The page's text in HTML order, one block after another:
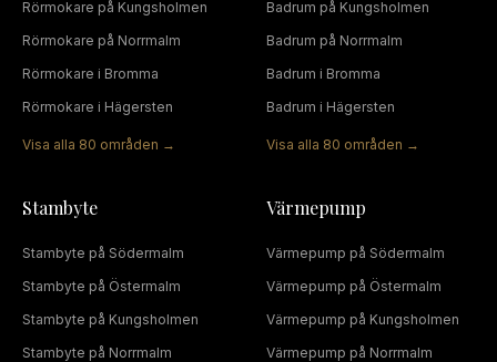
Rörmokare på Kungsholmen
Rörmokare på Norrmalm
Rörmokare i Bromma
Rörmokare i Hägersten
Visa alla 80 områden →
Badrum på Kungsholmen
Badrum på Norrmalm
Badrum i Bromma
Badrum i Hägersten
Visa alla 80 områden →
Stambyte
Stambyte på Södermalm
Stambyte på Östermalm
Stambyte på Kungsholmen
Stambyte på Norrmalm
Värmepump
Värmepump på Södermalm
Värmepump på Östermalm
Värmepump på Kungsholmen
Värmepump på Norrmalm